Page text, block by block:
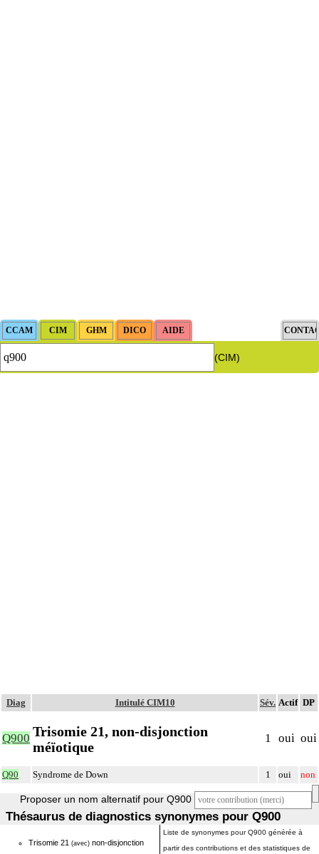
(CIM)
Diag Intitulé CIM10 Sév. Actif DP
Q900 Trisomie 21, non-disjonction
méïotique
1 oui oui
Q90 Syndrome de Down 1 oui non
Proposer un nom alternatif pour Q900
Thésaurus de diagnostics synonymes pour Q900
Trisomie 21 (avec) non-disjonction
Liste de synonymes pour Q900 générée à
partir des contributions et des statistiques de